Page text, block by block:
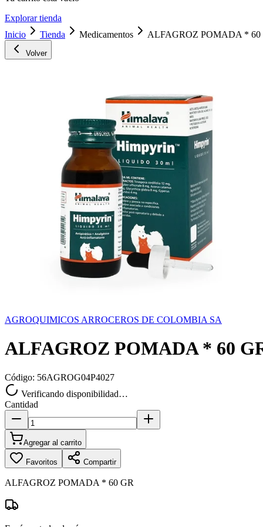
Explorar tienda
Inicio
Tienda Medicamentos ALFAGROZ POMADA * 60
Volver
AGROQUIMICOS ARROCEROS DE COLOMBIA SA
ALFAGROZ POMADA * 60
Código: 56AGROG04P4027
Verificando disponibilidad…
Cantidad
Agregar al carrito
Favoritos Compartir
ALFAGROZ POMADA * 60 GR